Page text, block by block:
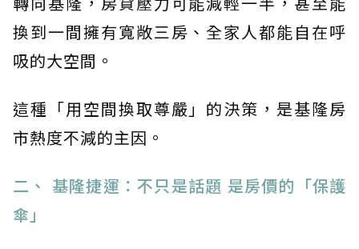
換到一間擁有寬敞三房、全家人都能自在呼
吸的大空間。
這種「用空間換取尊嚴」的決策，是基隆房
市熱度不減的主因。
二、 基隆捷運：不只是話題 是房價的「保護
傘」